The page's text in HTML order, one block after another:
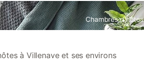
Chambres d'hôtes
à Villenave et ses environs